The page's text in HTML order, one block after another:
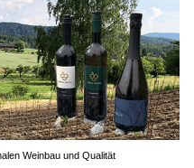
Weinbau und Qualität